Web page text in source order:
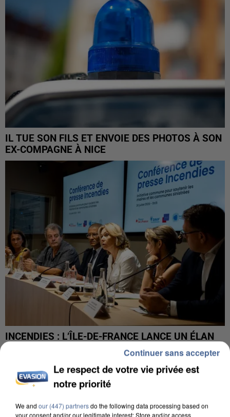
IL TUE SON FILS ET ENVOIE DES PHOTOS À SON
EX-COMPAGNE À NICE
INCENDIES : L’ÎLE-DE-FRANCE LANCE UN ÉLAN
DE SOLIDARITÉ AVEC LES...
Le respect de votre vie privée est
notre priorité
We and our (447) partnersdo the following data processing based on
your consent and/or our legitimate interest: Store and/or access
Continuer sans accepter